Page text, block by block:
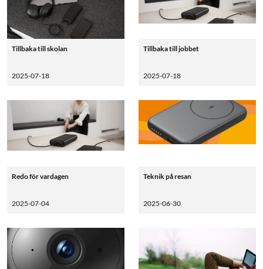
Tillbaka till skolan
2025-07-18
Tillbaka till jobbet
2025-07-18
Redo för vardagen
2025-07-04
Teknik på resan
2025-06-30